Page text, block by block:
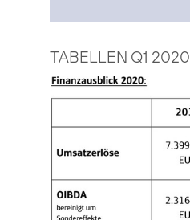
TABELLEN Q1 2020